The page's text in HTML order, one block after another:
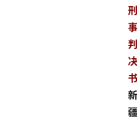
刑
事
判
决
书
新
疆